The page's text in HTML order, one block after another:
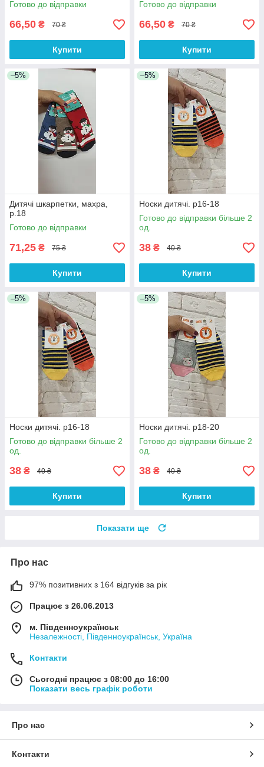
Готово до відправки
66,50 ₴ 70 ₴
Купити
Готово до відправки
66,50 ₴ 70 ₴
Купити
–5%
Дитячі шкарпетки, махра,
р.18
Готово до відправки
71,25 ₴ 75 ₴
Купити
–5%
Носки дитячі. р16-18
Готово до відправки більше 2
од.
38 ₴ 40 ₴
Купити
–5%
Носки дитячі. р16-18
Готово до відправки більше 2
од.
38 ₴ 40 ₴
Купити
–5%
Носки дитячі. р18-20
Готово до відправки більше 2
од.
38 ₴ 40 ₴
Купити
Показати ще
Про нас
97% позитивних з 164 відгуків за рік
Працює з 26.06.2013
м. Південноукраїнськ
Незалежності, Південноукраїнськ, Україна
Контакти
Сьогодні працює з 08:00 до 16:00
Показати весь графік роботи
Про нас
Контакти